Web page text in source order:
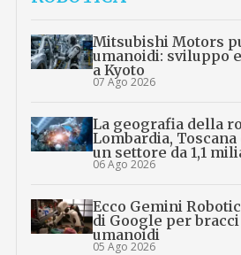
Mitsubishi Motors
umanoidi: sviluppo
a Kyoto
07 Ago 2026
La geografia della
Lombardia,
un settore da 1,1
06 Ago 2026
Ecco Gemini
di Google per
umanoidi
05 Ago 2026